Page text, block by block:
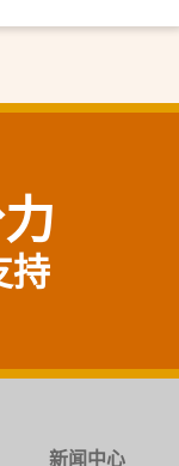
持
新闻中心